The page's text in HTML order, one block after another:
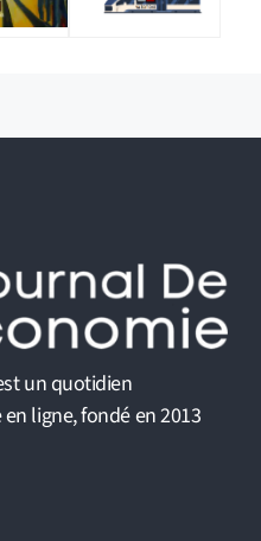
un quotidien
ligne, fondé en 2013